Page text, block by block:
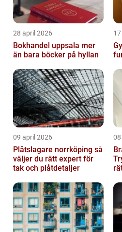
28 april 2026
Bokhandel uppsala mer
än bara böcker på hyllan
09 april 2026
Plåtslagare norrköping så
väljer du rätt expert för
tak och plåtdetaljer
08